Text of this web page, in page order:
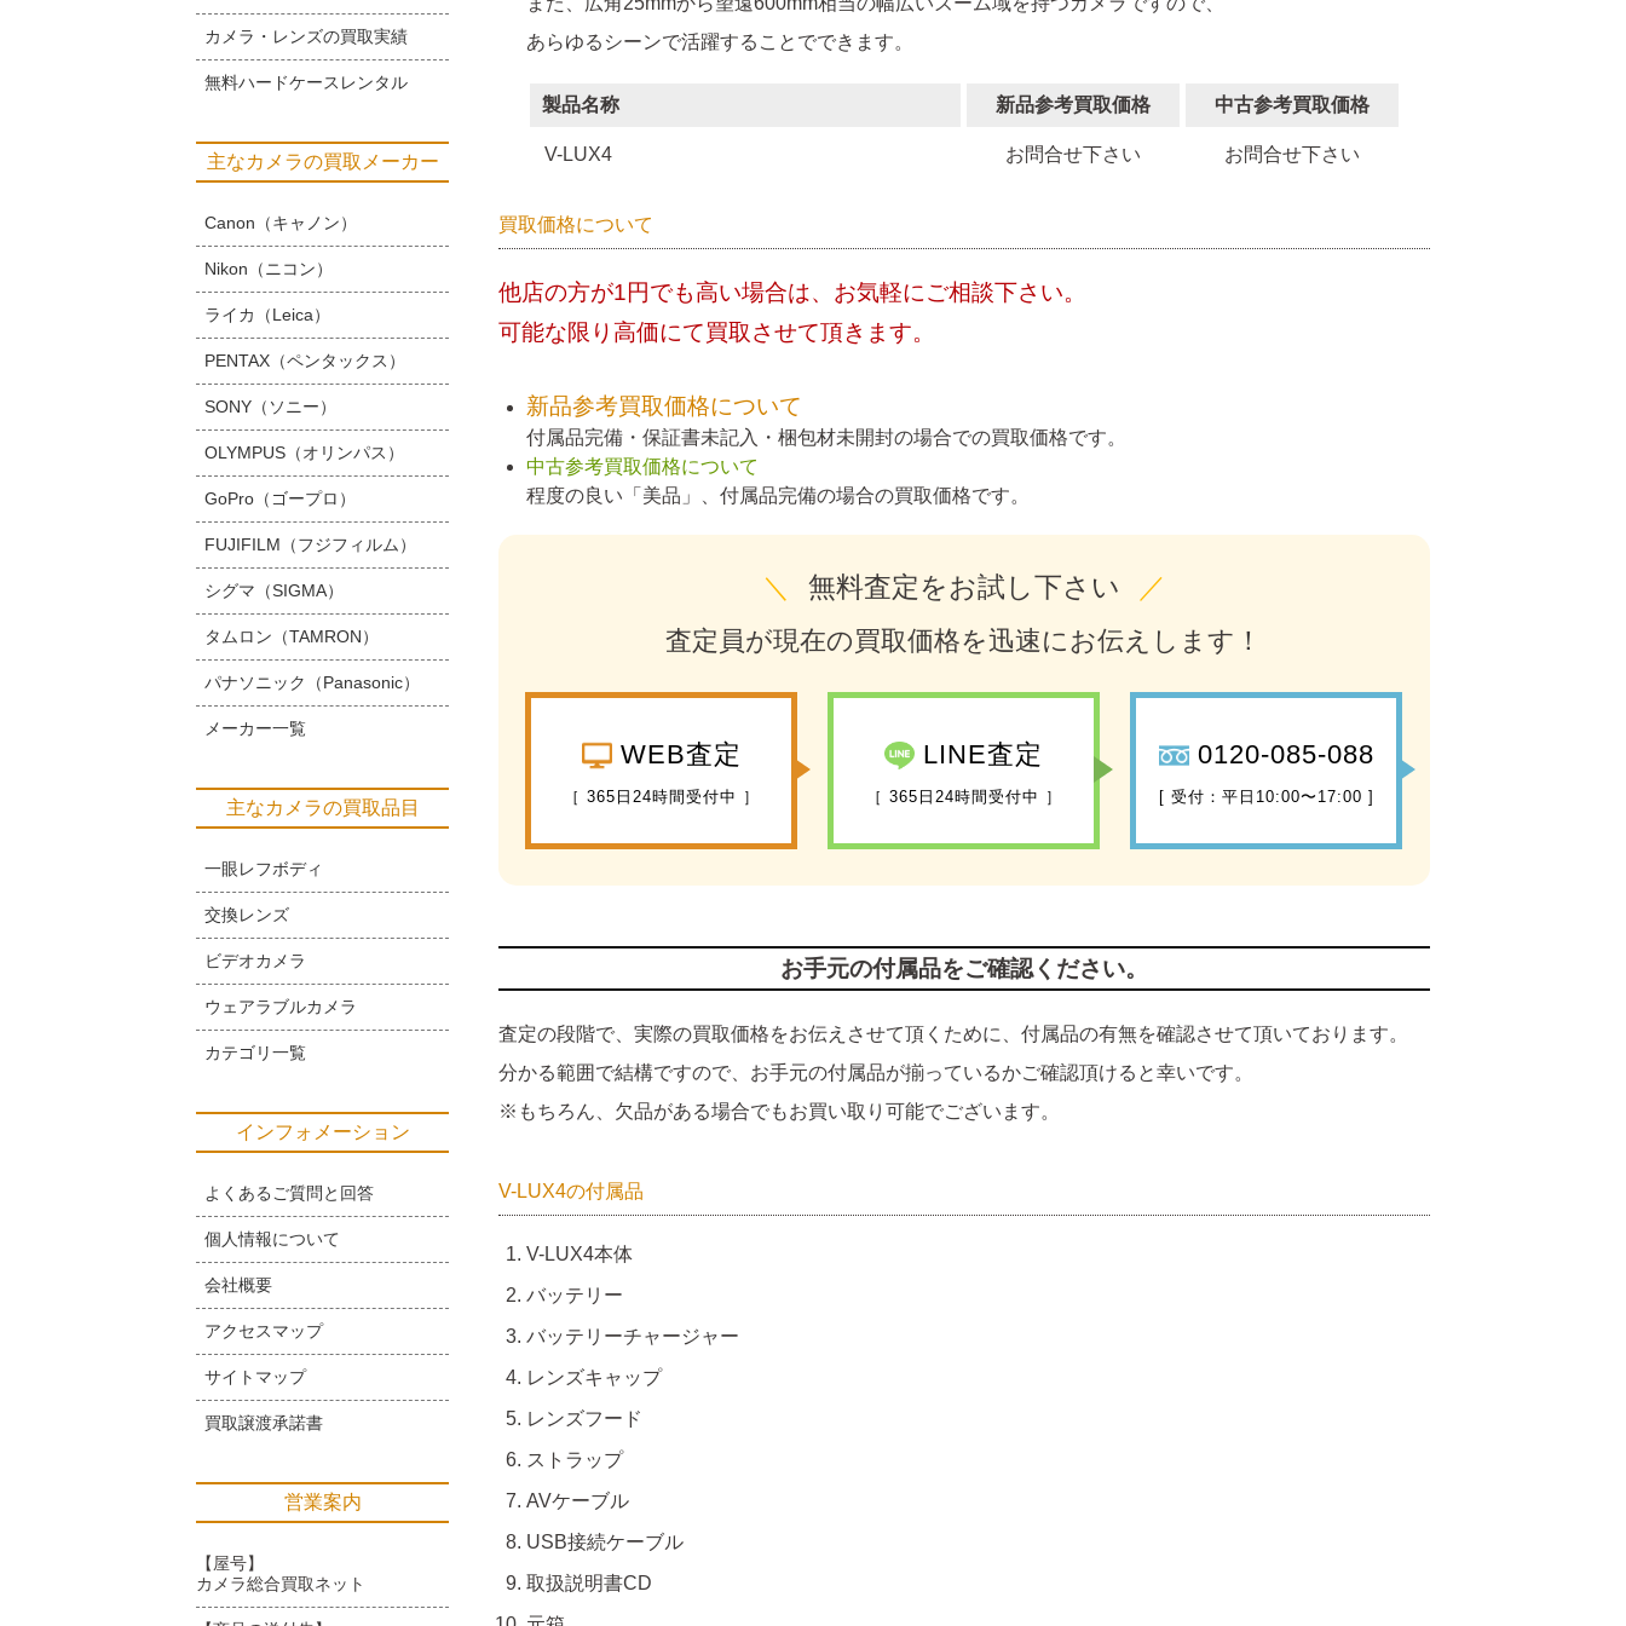
あらゆるシーンで活躍することでできます。
製品名称 新品参考買取価格 中古参考買取価格
V-LUX4 お問合せ下さい お問合せ下さい
買取価格について
他店の方が1円でも高い場合は、お気軽にご相談下さい。
可能な限り高価にて買取させて頂きます。
新品参考買取価格について
付属品完備・保証書未記入・梱包材未開封の場合での買取価格です。
中古参考買取価格について
程度の良い「美品」、付属品完備の場合の買取価格です。
＼ 無料査定をお試し下さい ／
査定員が現在の買取価格を迅速にお伝えします！
WEB査定
［ 365日24時間受付中 ］
LINE査定
［ 365日24時間受付中 ］
0120-085-088
[ 受付：平日10:00〜17:00 ]
お手元の付属品をご確認ください。
査定の段階で、実際の買取価格をお伝えさせて頂くために、付属品の有無を確認させて頂いております。
分かる範囲で結構ですので、お手元の付属品が揃っているかご確認頂けると幸いです。
※もちろん、欠品がある場合でもお買い取り可能でございます。
V-LUX4の付属品
V-LUX4本体
バッテリー
バッテリーチャージャー
レンズキャップ
レンズフード
ストラップ
AVケーブル
USB接続ケーブル
取扱説明書CD
カメラ・レンズの買取実績
無料ハードケースレンタル
主なカメラの買取メーカー
Canon（キャノン）
Nikon（ニコン）
ライカ（Leica）
PENTAX（ペンタックス）
SONY（ソニー）
OLYMPUS（オリンパス）
GoPro（ゴープロ）
FUJIFILM（フジフィルム）
シグマ（SIGMA）
タムロン（TAMRON）
パナソニック（Panasonic）
メーカー一覧
主なカメラの買取品目
一眼レフボディ
交換レンズ
ビデオカメラ
ウェアラブルカメラ
カテゴリ一覧
インフォメーション
よくあるご質問と回答
個人情報について
会社概要
アクセスマップ
サイトマップ
買取譲渡承諾書
営業案内
【屋号】
カメラ総合買取ネット